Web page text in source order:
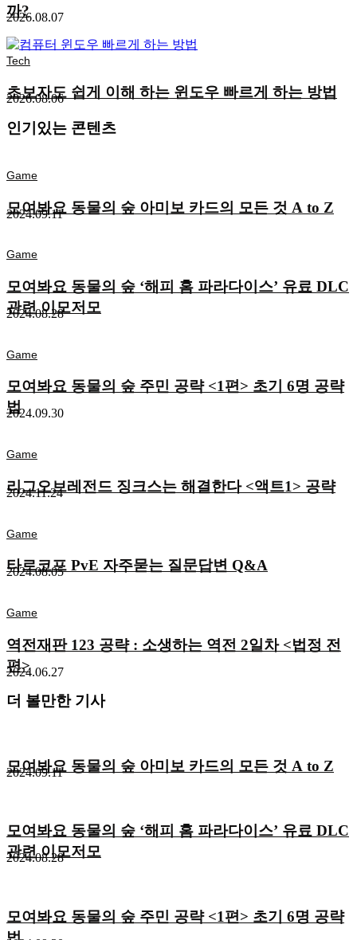
까?
2026.08.07
Tech
초보자도 쉽게 이해 하는 윈도우 빠르게 하는 방법
2026.08.06
인기있는 콘텐츠
Game
모여봐요 동물의 숲 아미보 카드의 모든 것 A to Z
2024.09.11
Game
모여봐요 동물의 숲 ‘해피 홈 파라다이스’ 유료 DLC
관련 이모저모
2024.08.28
Game
모여봐요 동물의 숲 주민 공략 <1편> 초기 6명 공략
법
2024.09.30
Game
리그오브레전드 징크스는 해결한다 <액트1> 공략
2024.11.24
Game
타르코프 PvE 자주묻는 질문답변 Q&A
2024.08.05
Game
역전재판 123 공략 : 소생하는 역전 2일차 <법정 전
편>
2024.06.27
더 볼만한 기사
모여봐요 동물의 숲 아미보 카드의 모든 것 A to Z
2024.09.11
모여봐요 동물의 숲 ‘해피 홈 파라다이스’ 유료 DLC
관련 이모저모
2024.08.28
모여봐요 동물의 숲 주민 공략 <1편> 초기 6명 공략